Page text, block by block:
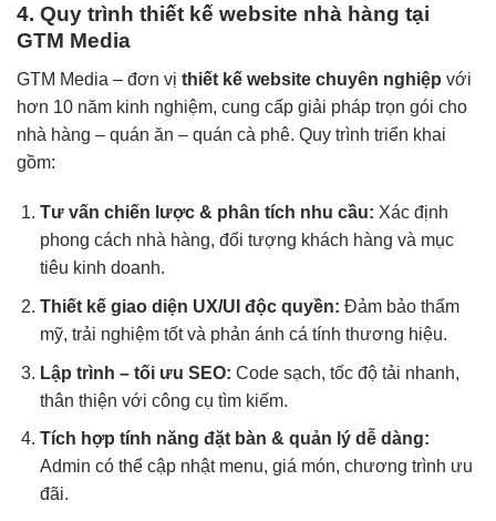
4. Quy trình thiết kế website nhà hàng tại
GTM Media
GTM Media – đơn vị thiết kế website chuyên nghiệp với
hơn 10 năm kinh nghiệm, cung cấp giải pháp trọn gói cho
nhà hàng – quán ăn – quán cà phê. Quy trình triển khai
gồm:
Tư vấn chiến lược & phân tích nhu cầu: Xác định
phong cách nhà hàng, đối tượng khách hàng và mục
tiêu kinh doanh.
Thiết kế giao diện UX/UI độc quyền: Đảm bảo thẩm
mỹ, trải nghiệm tốt và phản ánh cá tính thương hiệu.
Lập trình – tối ưu SEO: Code sạch, tốc độ tải nhanh,
thân thiện với công cụ tìm kiếm.
Tích hợp tính năng đặt bàn & quản lý dễ dàng:
Admin có thể cập nhật menu, giá món, chương trình ưu
đãi.